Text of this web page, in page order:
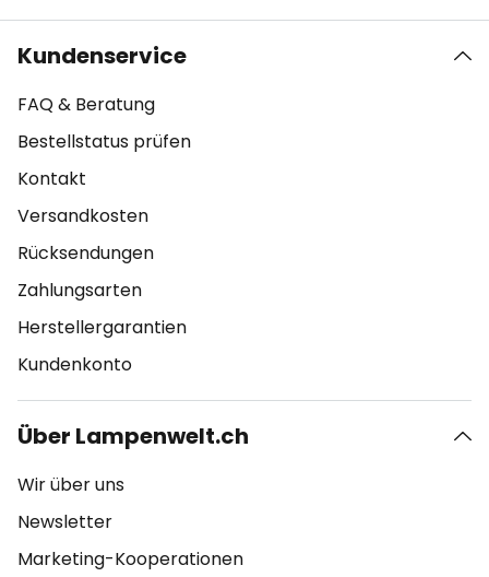
Kundenservice
FAQ & Beratung
Bestellstatus prüfen
Kontakt
Versandkosten
Rücksendungen
Zahlungsarten
Herstellergarantien
Kundenkonto
Über Lampenwelt.ch
Wir über uns
Newsletter
Marketing-Kooperationen